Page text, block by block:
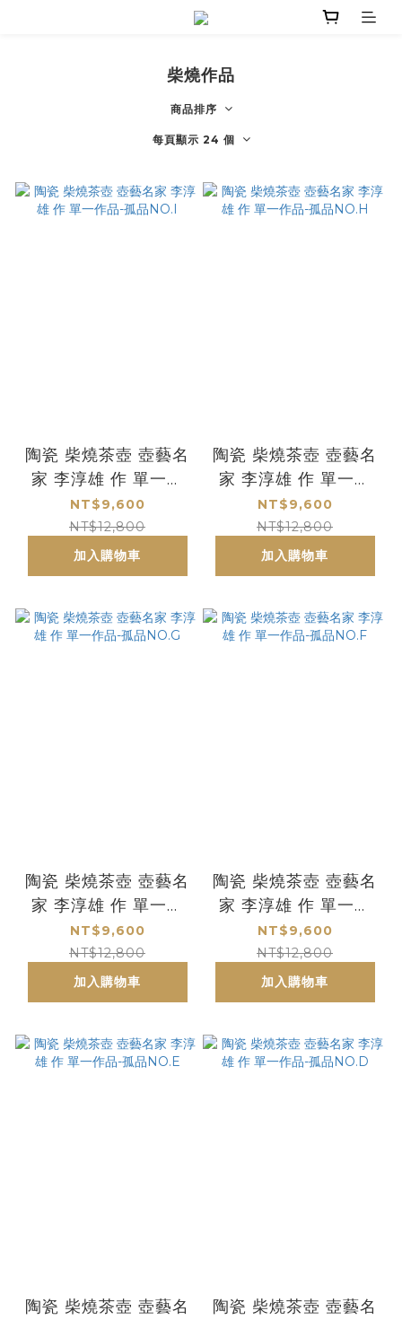
柴燒作品
商品排序
每頁顯示 24 個
陶瓷 柴燒茶壺 壺藝名
家 李淳雄 作 單一作
品-孤品NO.I
NT$9,600
NT$12,800
加入購物車
陶瓷 柴燒茶壺 壺藝名
家 李淳雄 作 單一作
品-孤品NO.H
NT$9,600
NT$12,800
加入購物車
陶瓷 柴燒茶壺 壺藝名
家 李淳雄 作 單一作
品-孤品NO.G
NT$9,600
NT$12,800
加入購物車
陶瓷 柴燒茶壺 壺藝名
家 李淳雄 作 單一作
品-孤品NO.F
NT$9,600
NT$12,800
加入購物車
陶瓷 柴燒茶壺 壺藝名
陶瓷 柴燒茶壺 壺藝名